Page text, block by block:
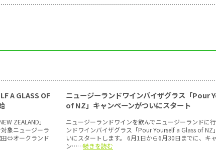
A GLASS OF
ZEALAND」
象ニュージーラ
田⇔オークランド
ニュージーランドワインバイザグラス「Pour
of NZ」キャンペーンがついにスタート
ニュージーランドワインを飲んでニュージーランドに
ンドワインバイザグラス「Pour Yourself a Glass of NZ
いにスタートします。 6月1日から6月30日までに、キ
ン……続きを読む